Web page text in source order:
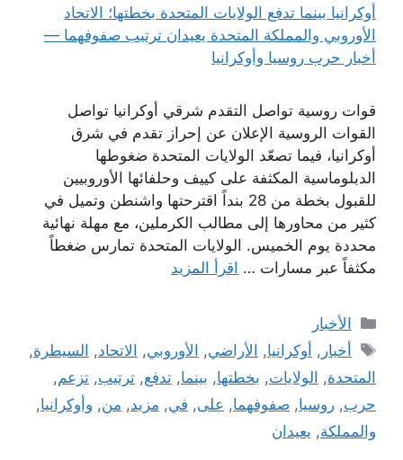
قوات روسية تواصل التقدم شرقي أوكرانيا تواصل
القوات الروسية الإعلان عن إحراز تقدم في شرق
أوكرانيا، فيما تصعّد الولايات المتحدة ضغوطها
الدبلوماسية المكثفة على كييف وحلفائها الأوروبيين
للقبول بخطة من 28 بنداً اقترحتها واشنطن وتميل في
كثير من محاورها إلى مطالب الكرملين، مع مهلة نهائية
محددة يوم الخميس. الولايات المتحدة تمارس ضغطاً
مكثفاً عبر مسارات … اقرأ المزيد
التصنيفات
الأخبار
الوسوم
أخبار , أوكرانيا, الأراضي, الأوروبي, الاتحاد, السيطرة,
المتحدة, الولايات, بخطتها, بينما, تدفع, ترتيب, تزعم,
حرب, روسيا, صفوفهما, على, في, مزيد, من, وأوكرانيا,
والمملكة, يعيدان